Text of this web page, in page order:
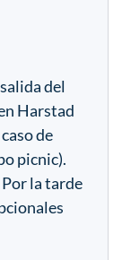
del
Harstad
de
picnic).
la tarde